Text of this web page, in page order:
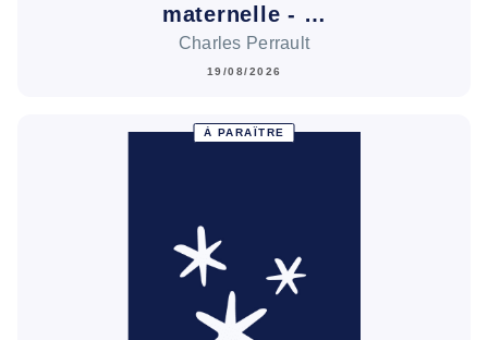
maternelle - …
Charles Perrault
19/08/2026
À PARAÎTRE